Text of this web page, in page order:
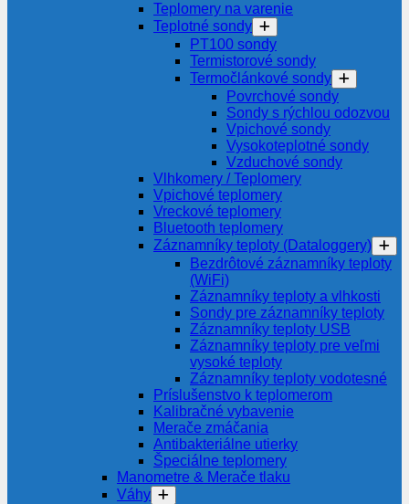
Teplomery na varenie
Teplotné sondy
PT100 sondy
Termistorové sondy
Termočlánkové sondy
Povrchové sondy
Sondy s rýchlou odozvou
Vpichové sondy
Vysokoteplotné sondy
Vzduchové sondy
Vlhkomery / Teplomery
Vpichové teplomery
Vreckové teplomery
Bluetooth teplomery
Záznamníky teploty (Dataloggery)
Bezdrôtové záznamníky teploty
(WiFi)
Záznamníky teploty a vlhkosti
Sondy pre záznamníky teploty
Záznamníky teploty USB
Záznamníky teploty pre veľmi
vysoké teploty
Záznamníky teploty vodotesné
Príslušenstvo k teplomerom
Kalibračné vybavenie
Merače zmáčania
Antibakteriálne utierky
Špeciálne teplomery
Manometre & Merače tlaku
Váhy